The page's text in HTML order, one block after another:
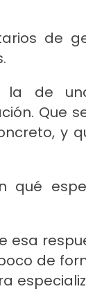
de
la de
Que
y
esa
de